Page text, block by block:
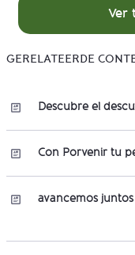
Ver
GERELATEERDE
Descubre el
Con Porvenir tu
avancemos